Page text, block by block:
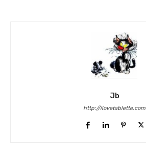
Jb
http://ilovetablette.com